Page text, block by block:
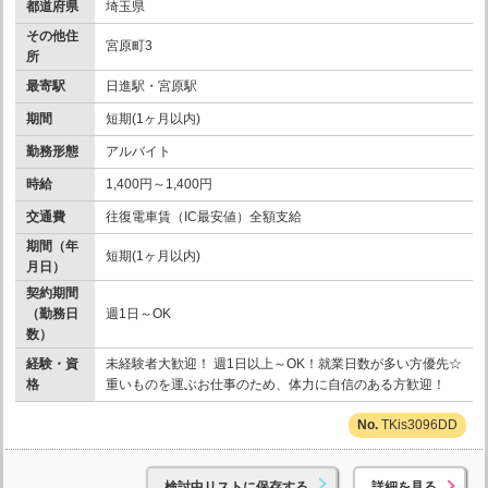
都道府県
埼玉県
その他住
所
宮原町3
最寄駅 日進駅・宮原駅
期間 短期(1ヶ月以内)
勤務形態 アルバイト
時給 1,400円～1,400円
交通費
往復電車賃（IC最安値）全額支給
期間（年
月日）
短期(1ヶ月以内)
契約期間
（勤務日
数）
週1日～OK
経験・資
格
未経験者大歓迎！ 週1日以上～OK！就業日数が多い方優先☆
重いものを運ぶお仕事のため、体力に自信のある方歓迎！
TKis3096DD